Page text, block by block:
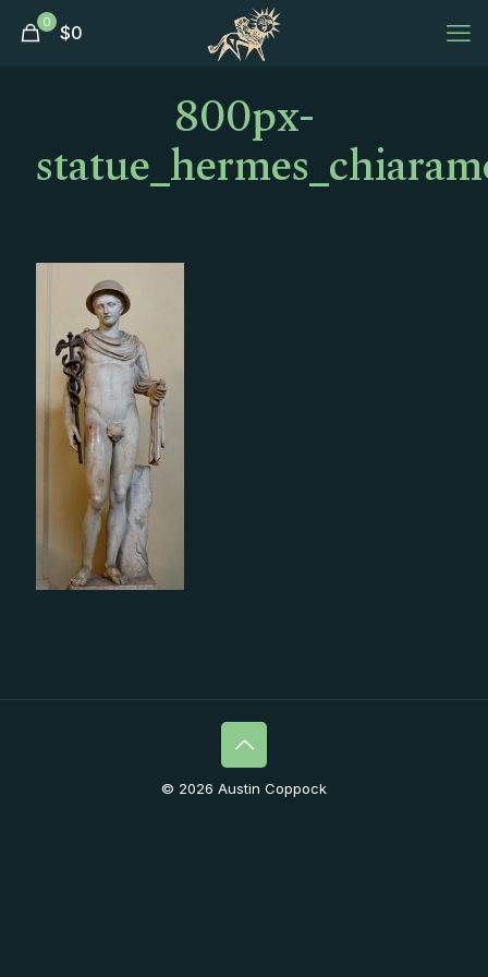
0 $0
800px-
© 2026 Austin Coppock